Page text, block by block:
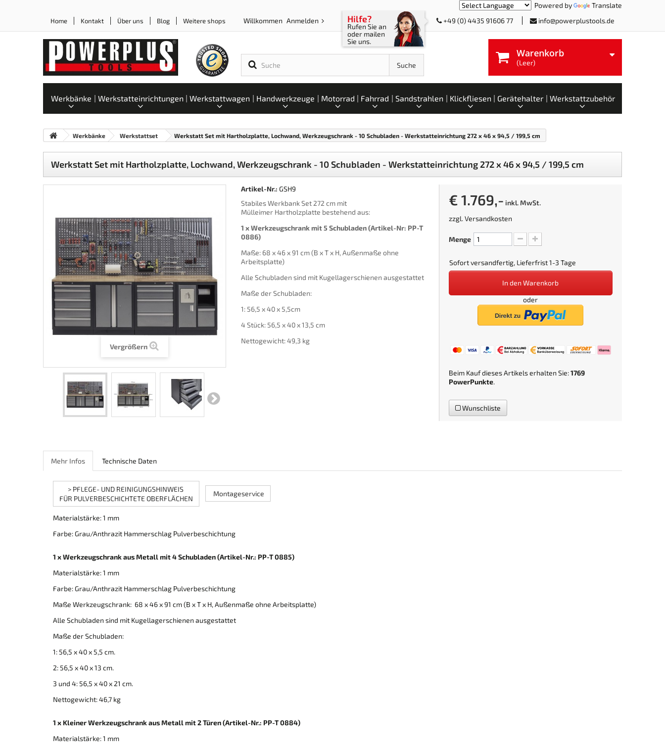
Powered by Translate
Home Kontakt Über uns Blog Weitere shops Willkommen Anmelden Hilfe?
Rufen Sie an
oder mailen
Sie uns.
+49 (0) 4435 91606 77 info@powerplustools.de
Suche
Warenkorb
(Leer)
Werkbänke Werkstatteinrichtungen Werkstattwagen Handwerkzeuge Motorrad Fahrrad Sandstrahlen Klickfliesen Gerätehalter Werkstattzubehör
Werkbänke Werkstattset Werkstatt Set mit Hartholzplatte, Lochwand, Werkzeugschrank - 10 Schubladen - Werkstatteinrichtung 272 x 46 x 94,5 / 199,5 cm
Werkstatt Set mit Hartholzplatte, Lochwand, Werkzeugschrank - 10 Schubladen - Werkstatteinrichtung 272 x 46 x 94,5 / 199,5 cm
Vergrößern
Artikel-Nr.: GSH9
Stabiles Werkbank Set 272 cm mit
Mülleimer Hartholzplatte bestehend aus:
1 x Werkzeugschrank mit 5 Schubladen (Artikel-Nr: PP-T
0886)
Maße: 68 x 46 x 91 cm (B x T x H, Außenmaße ohne
Arbeitsplatte)
Alle Schubladen sind mit Kugellagerschienen ausgestattet
Maße der Schubladen:
1: 56,5 x 40 x 5,5cm
4 Stück: 56,5 x 40 x 13,5 cm
Nettogewicht: 49,3 kg
€ 1.769,- inkl. MwSt.
zzgl.Versandkosten
Menge
Sofort versandfertig, Lieferfrist 1-3 Tage
In den Warenkorb
oder
Beim Kauf dieses Artikels erhalten Sie:1769
PowerPunkte.
Wunschliste
Mehr Infos Technische Daten
> PFLEGE- UND REINIGUNGSHINWEIS
FÜR PULVERBESCHICHTETE OBERFLÄCHEN
Montageservice
Materialstärke: 1 mm
Farbe: Grau/Anthrazit Hammerschlag Pulverbeschichtung
1 x Werkzeugschrank aus Metall mit 4 Schubladen (Artikel-Nr.: PP-T 0885)
Materialstärke: 1 mm
Farbe: Grau/Anthrazit Hammerschlag Pulverbeschichtung
Maße Werkzeugschrank: 68 x 46 x 91 cm (B x T x H, Außenmaße ohne Arbeitsplatte)
Alle Schubladen sind mit Kugellagerschienen ausgestattet
Maße der Schubladen:
1: 56,5 x 40 x 5,5 cm.
2: 56,5 x 40 x 13 cm.
3 und 4: 56,5 x 40 x 21 cm.
Nettogewicht: 46,7 kg
1 x Kleiner Werkzeugschrank aus Metall mit 2 Türen (Artikel-Nr.: PP-T 0884)
Materialstärke: 1 mm